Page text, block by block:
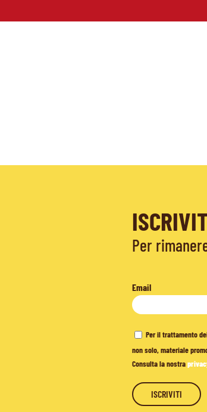
Per
Email
Per il trattamento
non solo, materiale
Consulta la nostra